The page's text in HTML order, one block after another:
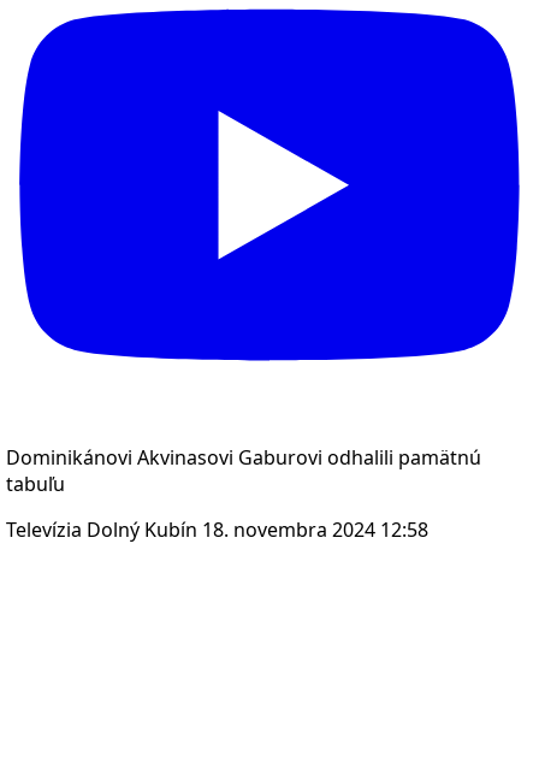
Dominikánovi Akvinasovi Gaburovi odhalili pamätnú
tabuľu
Televízia Dolný Kubín 18. novembra 2024 12:58